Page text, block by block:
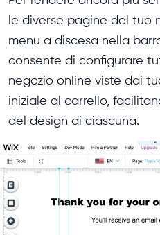
le diverse pagine del tuo
menu a discesa nella
consente di configurare
negozio online viste dai
iniziale al carrello,
del design di ciascuna.